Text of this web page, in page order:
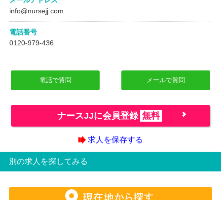
info@nursejj.com
電話番号
0120-979-436
電話で質問 メールで質問
ナースJJに会員登録 無料
求人を保存する
別の求人を探してみる